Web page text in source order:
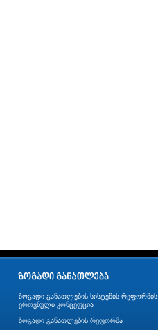
ზოგადი განათლების სისტემის რეფორმის
ეროვნული კონცეფცია
ზოგადი განათლების რეფორმა